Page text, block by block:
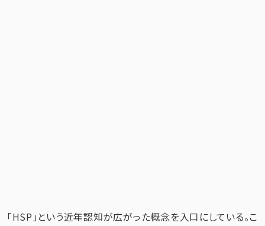
「HSP」という近年認知が広がった概念を入口にしている。こ